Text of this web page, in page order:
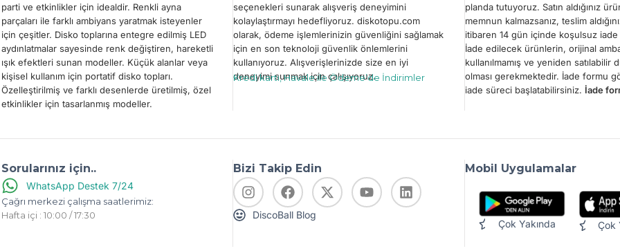
parti ve etkinlikler için idealdir. Renkli ayna
parçaları ile farklı ambiyans yaratmak isteyenler
için çeşitler. Disko toplarına entegre edilmiş LED
aydınlatmalar sayesinde renk değiştiren, hareketli
ışık efektleri sunan modeller. Küçük alanlar veya
kişisel kullanım için portatif disko topları.
Özelleştirilmiş ve farklı desenlerde üretilmiş, özel
etkinlikler için tasarlanmış modeller.
seçenekleri sunarak alışveriş deneyimini
kolaylaştırmayı hedefliyoruz. diskotopu.com
olarak, ödeme işlemlerinizin güvenliğini sağlamak
için en son teknoloji güvenlik önlemlerini
kullanıyoruz. Alışverişlerinizde size en iyi
deneyimi sunmak için çalışıyoruz.
Kredi kartı, Havale ile Ödeme’de İndirimler
planda tutuyoruz. Satın aldığınız
memnun kalmazsanız, teslim
itibaren 14 gün içinde koşulsuz
İade edilecek ürünlerin, orijinal
kullanılmamış ve yeniden satılabilir
olması gerekmektedir. İade formu
iade süreci başlatabilirsiniz. İade
Sorularınız için..
WhatsApp Destek 7/24
Çağrı merkezi çalışma saatlerimiz:
Hafta içi : 10:00 / 17:30
Bizi Takip Edin
DiscoBall Blog
Mobil Uygulamalar
Çok Yakında Çok